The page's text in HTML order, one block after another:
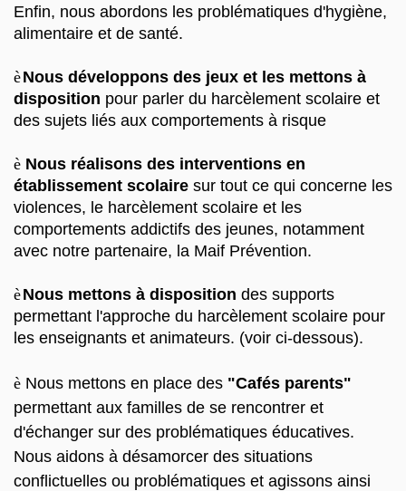
Enfin, nous abordons les problématiques d'hygiène,
alimentaire et de santé.
èNous développons des jeux et les mettons à
disposition pour parler du harcèlement scolaire et
des sujets liés aux comportements à risque
è Nous réalisons des interventions en
établissement scolaire sur tout ce qui concerne les
violences, le harcèlement scolaire et les
comportements addictifs des jeunes, notamment
avec notre partenaire, la Maif Prévention.
èNous mettons à disposition des supports
permettant l'approche du harcèlement scolaire pour
les enseignants et animateurs. (voir ci-dessous).
è Nous mettons en place des "Cafés parents"
permettant aux familles de se rencontrer et
d'échanger sur des problématiques éducatives.
Nous aidons à désamorcer des situations
conflictuelles ou problématiques et agissons ainsi